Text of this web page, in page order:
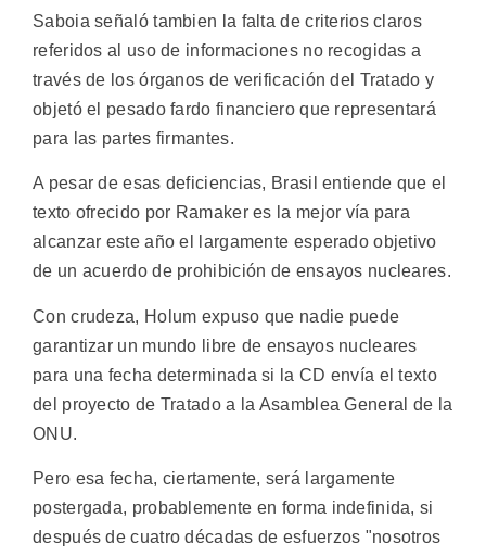
Saboia señaló tambien la falta de criterios claros
referidos al uso de informaciones no recogidas a
través de los órganos de verificación del Tratado y
objetó el pesado fardo financiero que representará
para las partes firmantes.
A pesar de esas deficiencias, Brasil entiende que el
texto ofrecido por Ramaker es la mejor vía para
alcanzar este año el largamente esperado objetivo
de un acuerdo de prohibición de ensayos nucleares.
Con crudeza, Holum expuso que nadie puede
garantizar un mundo libre de ensayos nucleares
para una fecha determinada si la CD envía el texto
del proyecto de Tratado a la Asamblea General de la
ONU.
Pero esa fecha, ciertamente, será largamente
postergada, probablemente en forma indefinida, si
después de cuatro décadas de esfuerzos "nosotros